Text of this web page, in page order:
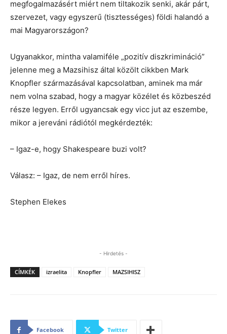
megfogalmazásért miért nem tiltakozik senki, akár párt,
szervezet, vagy egyszerű (tisztességes) földi halandó a
mai Magyarországon?
Ugyanakkor, mintha valamiféle „pozitív diszkrimináció”
jelenne meg a Mazsihisz által közölt cikkben Mark
Knopfler származásával kapcsolatban, aminek ma már
nem volna szabad, hogy a magyar közélet és közbeszéd
része legyen. Erről ugyancsak egy vicc jut az eszembe,
mikor a jereváni rádiótól megkérdezték:
– Igaz-e, hogy Shakespeare buzi volt?
Válasz: – Igaz, de nem erről híres.
Stephen Elekes
- Hirdetés -
CÍMKÉK izraelita Knopfler MAZSIHISZ
Facebook Twitter